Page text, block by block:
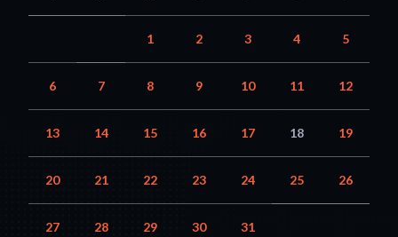
1 2 3 4 5
6 7 8 9 10 11 12
13 14 15 16 17 18 19
20 21 22 23 24 25 26
27 28 29 30 31